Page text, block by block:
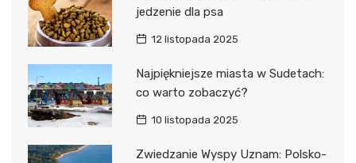
jedzenie dla psa
12 listopada 2025
Najpiękniejsze miasta w Sudetach:
co warto zobaczyć?
10 listopada 2025
Zwiedzanie Wyspy Uznam: Polsko-